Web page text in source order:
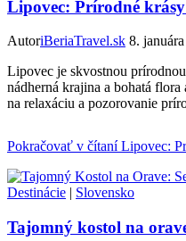
Lipovec: Prírodné
AutoriBeriaTravel.sk 8.
Lipovec je skvostnou
nádherná krajina a bohatá
na relaxáciu a pozorovanie
Pokračovať v čítaníLipovec:
Destinácie | Slovensko
Tajomný kostol na